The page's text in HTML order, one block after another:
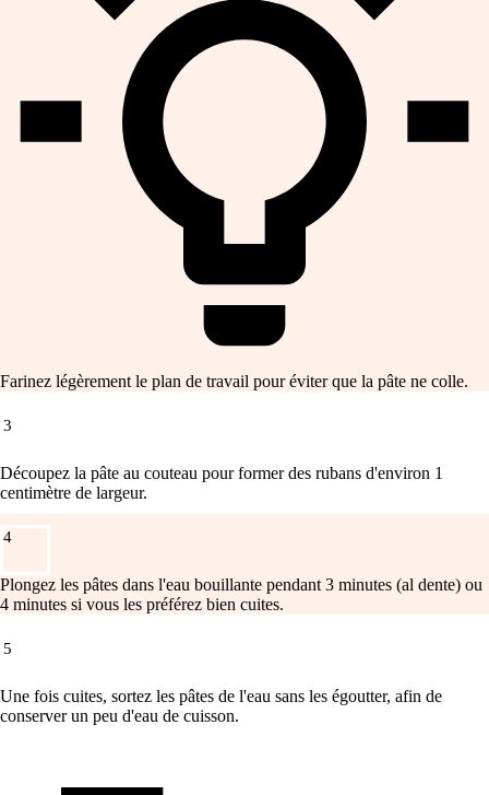
Farinez légèrement le plan de travail pour éviter que la pâte ne colle.
3
Découpez la pâte au couteau pour former des rubans d'environ 1
centimètre de largeur.
4
Plongez les pâtes dans l'eau bouillante pendant 3 minutes (al dente) ou
4 minutes si vous les préférez bien cuites.
5
Une fois cuites, sortez les pâtes de l'eau sans les égoutter, afin de
conserver un peu d'eau de cuisson.